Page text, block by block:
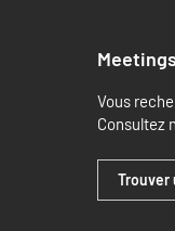
Vous
Consultez
Trouver